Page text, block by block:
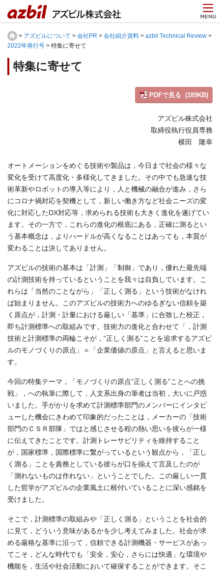
> アズビルについて > 会社PR > 会社紹介資料 > azbil Technical Review >
2022年発行号 > 特集に寄せて
特集に寄せて
PDFで見る (189KB)
アズビル株式会社
取締役執行役員専務
横田 隆幸
オートメーションをめぐる技術や製品は，今日まで社会の様々な
変化を受けて高度化・多様化してきました。その中でも急速な技
術革新やロボットの導入等により，人と機械の融合が進み，さら
にコロナ禍対応を契機として，新しい働き方など社会ニーズの変
化に対応したDX対応等，求められる技術も大きく進化を遂げてい
ます。その一方で，これらの進化の根底にある，正確に測るとい
う基本概念は，よりハードルが高くなることはあっても，本質が
変わることは決してありません。
アズビルの技術の基本は「計測」「制御」であり，優れた最先端
の計測技術を持っているということを我々は自負しています。こ
れらは「当然のことながら」「正しく測る」という技術がなけれ
ば始まりません。このアズビルの技術力へのゆるぎない信頼を築
く原点が，計測・計量における厳しい「基準」に合致した校正，
即ち計測標準への取組みです。技術力の進化と合わせて「，計測
技術と計測標準の両輪こそが，“正しく測る”ことを追求するアズビ
ルのモノづくりの原点」＝「企業価値の原点」と言えると思いま
す。
今回の特集テーマ，「モノづくりの原点“正しく測る”ことへの挑
戦」，への執筆に際して，人文系出身の筆者は当初，大いに戸惑
いました。手がかりを求めて計測標準部門のメンバーにインタビ
ューした機会にきわめて印象的だったことは，メーカーの「技術
部門のＣＳＲ部隊」ではと感じさせる程の熱い思いを彼らが一様
に伝えてきたことです。計測トレーサビリティを維持すること
が，国家標準，国際標準に繋がっているという観点から，「正し
く測る」ことを責務としている彼らが口を揃えて言及したのが
「測れないものは作れない」ということでした。この厳しい一貫
した哲学がアズビルの企業風土に根付いていることに深い感銘を
受けました。
そこで，計測標準の取組みや「正しく測る」ということを社会的
に見て，どういう意味があるかを少し考えてみました。社会が求
める厳格な基準に沿って，信頼できる計測機器・サービスがあっ
てこそ，どんな時代でも「安全，安心，さらには快適」な環境や
機能を，生活や社会活動において確保することができます。そこ